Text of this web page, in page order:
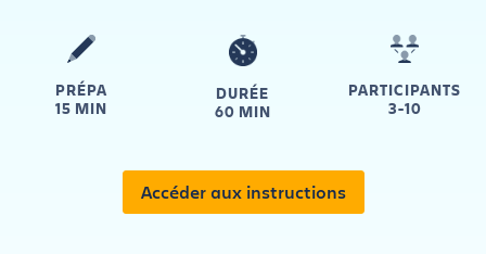
PRÉPA
15 MIN
DURÉE
60 MIN
PARTICIPANTS
3-10
Accéder aux instructions